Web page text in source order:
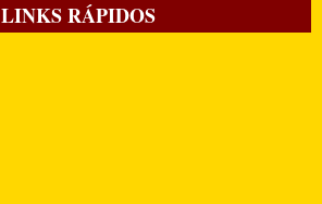
LINKS RÁPIDOS